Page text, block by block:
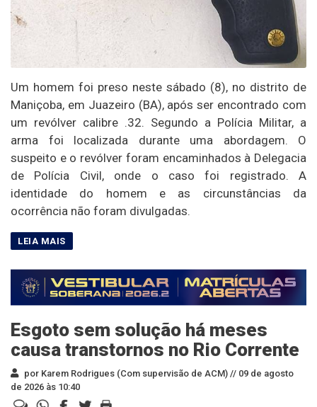
Um homem foi preso neste sábado (8), no distrito de
Maniçoba, em Juazeiro (BA), após ser encontrado com
um revólver calibre .32. Segundo a Polícia Militar, a
arma foi localizada durante uma abordagem. O
suspeito e o revólver foram encaminhados à Delegacia
de Polícia Civil, onde o caso foi registrado. A
identidade do homem e as circunstâncias da
ocorrência não foram divulgadas.
Esgoto sem solução há meses
causa transtornos no Rio Corrente
por Karem Rodrigues (Com supervisão de ACM) // 09 de agosto
de 2026 às 10:40